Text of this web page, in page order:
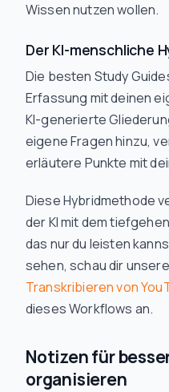
Wissen nutzen wollen.
Der KI-menschliche
Die besten Study
Erfassung mit deinen
KI-generierte
eigene Fragen hinzu,
erläutere Punkte mit
Diese Hybridmethode
der KI mit dem
das nur du leisten
sehen, schau dir
Transkribieren von
dieses Workflows an.
Notizen für
organisieren